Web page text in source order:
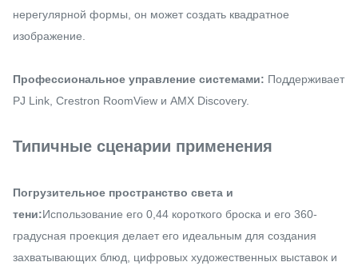
нерегулярной формы, он может создать квадратное
изображение.
Профессиональное управление системами: Поддерживает
PJ Link, Crestron RoomView и AMX Discovery.
Типичные сценарии применения
Погрузительное пространство света и
тени:Использование его 0,44 короткого броска и его 360-
градусная проекция делает его идеальным для создания
захватывающих блюд, цифровых художественных выставок и